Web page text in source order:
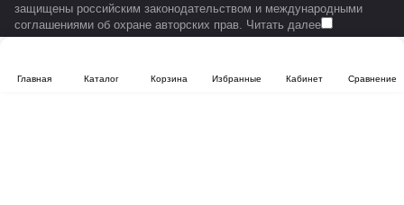
Главная Каталог Корзина Избранные Кабинет Сравнение
защищены российским законодательством и международными
соглашениями об охране авторских прав. Читать далее